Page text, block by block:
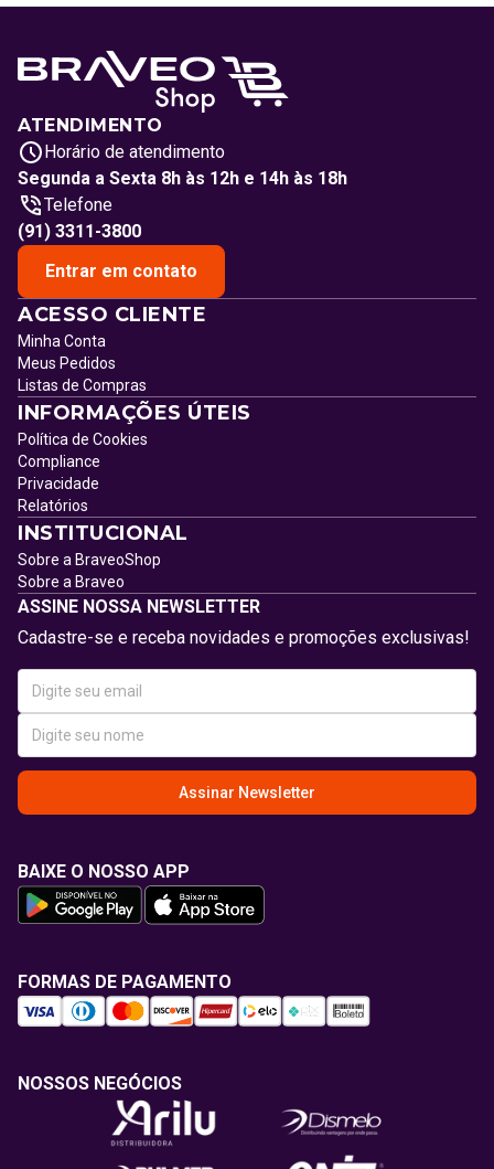
ATENDIMENTO
Horário de atendimento
Segunda a Sexta 8h às 12h e 14h às 18h
Telefone
(91) 3311-3800
Entrar em contato
ACESSO CLIENTE
Minha Conta
Meus Pedidos
Listas de Compras
INFORMAÇÕES ÚTEIS
Política de Cookies
Compliance
Privacidade
Relatórios
INSTITUCIONAL
Sobre a BraveoShop
Sobre a Braveo
ASSINE NOSSA NEWSLETTER
Cadastre-se e receba novidades e promoções exclusivas!
Assinar Newsletter
BAIXE O NOSSO APP
FORMAS DE PAGAMENTO
NOSSOS NEGÓCIOS